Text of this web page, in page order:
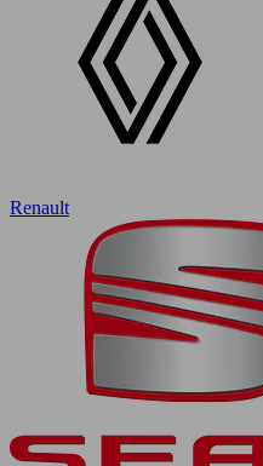
Renault